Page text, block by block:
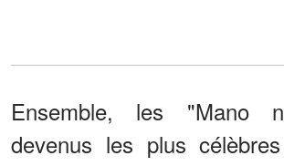
Ensemble, les "Mano
devenus les plus